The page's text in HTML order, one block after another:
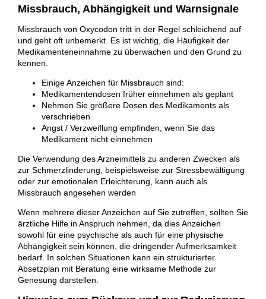
Missbrauch, Abhängigkeit und Warnsignale
Missbrauch von Oxycodon tritt in der Regel schleichend auf
und geht oft unbemerkt. Es ist wichtig, die Häufigkeit der
Medikamenteneinnahme zu überwachen und den Grund zu
kennen.
Einige Anzeichen für Missbrauch sind:
Medikamentendosen früher einnehmen als geplant
Nehmen Sie größere Dosen des Medikaments als
verschrieben
Angst / Verzweiflung empfinden, wenn Sie das
Medikament nicht einnehmen
Die Verwendung des Arzneimittels zu anderen Zwecken als
zur Schmerzlinderung, beispielsweise zur Stressbewältigung
oder zur emotionalen Erleichterung, kann auch als
Missbrauch angesehen werden
Wenn mehrere dieser Anzeichen auf Sie zutreffen, sollten Sie
ärztliche Hilfe in Anspruch nehmen, da dies Anzeichen
sowohl für eine psychische als auch für eine physische
Abhängigkeit sein können, die dringender Aufmerksamkeit
bedarf. In solchen Situationen kann ein strukturierter
Absetzplan mit Beratung eine wirksame Methode zur
Genesung darstellen.